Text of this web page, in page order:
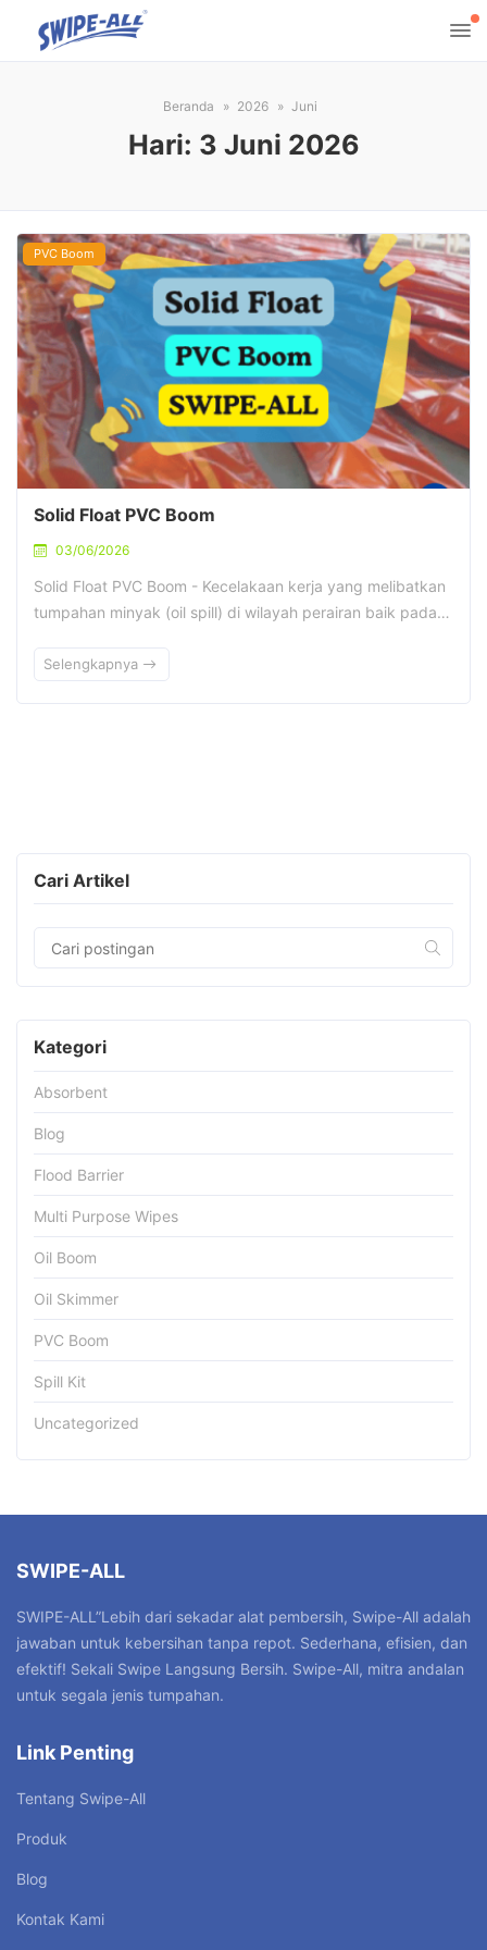
Beranda 2026 Juni
Hari: 3 Juni 2026
PVC Boom
Solid Float PVC Boom
03/06/2026
Solid Float PVC Boom - Kecelakaan kerja yang melibatkan
tumpahan minyak (oil spill) di wilayah perairan baik pada…
Selengkapnya
Cari Artikel
Kategori
Absorbent
Blog
Flood Barrier
Multi Purpose Wipes
Oil Boom
Oil Skimmer
PVC Boom
Spill Kit
Uncategorized
SWIPE-ALL
SWIPE-ALL”Lebih dari sekadar alat pembersih, Swipe-All adalah
jawaban untuk kebersihan tanpa repot. Sederhana, efisien, dan
efektif! Sekali Swipe Langsung Bersih. Swipe-All, mitra andalan
untuk segala jenis tumpahan.
Link Penting
Tentang Swipe-All
Produk
Blog
Kontak Kami